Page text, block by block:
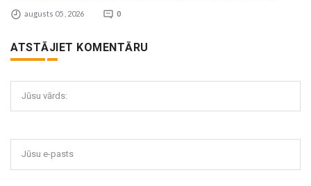
augusts 05 , 2026 0
ATSTĀJIET KOMENTĀRU
Jūsu vārds:
Jūsu e-pasts